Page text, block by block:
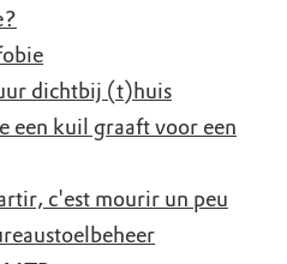
dichtbij (t)huis
een kuil graaft voor een
c'est mourir un peu